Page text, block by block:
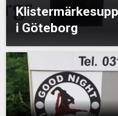
i Göteborg